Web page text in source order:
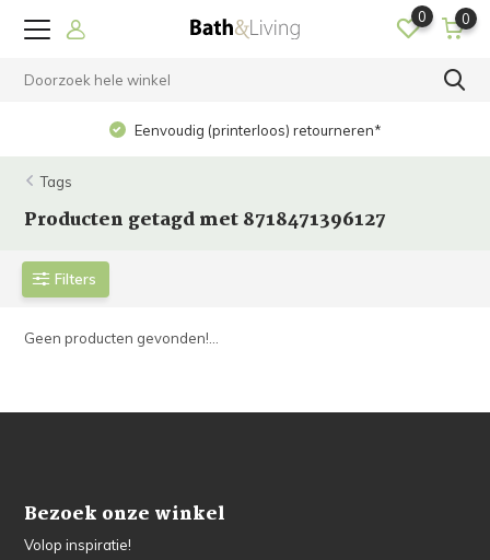
0 0
Eenvoudig (printerloos) retourneren*
Tags
Producten getagd met 8718471396127
Filters
Geen producten gevonden!...
Bezoek onze winkel
Volop inspiratie!